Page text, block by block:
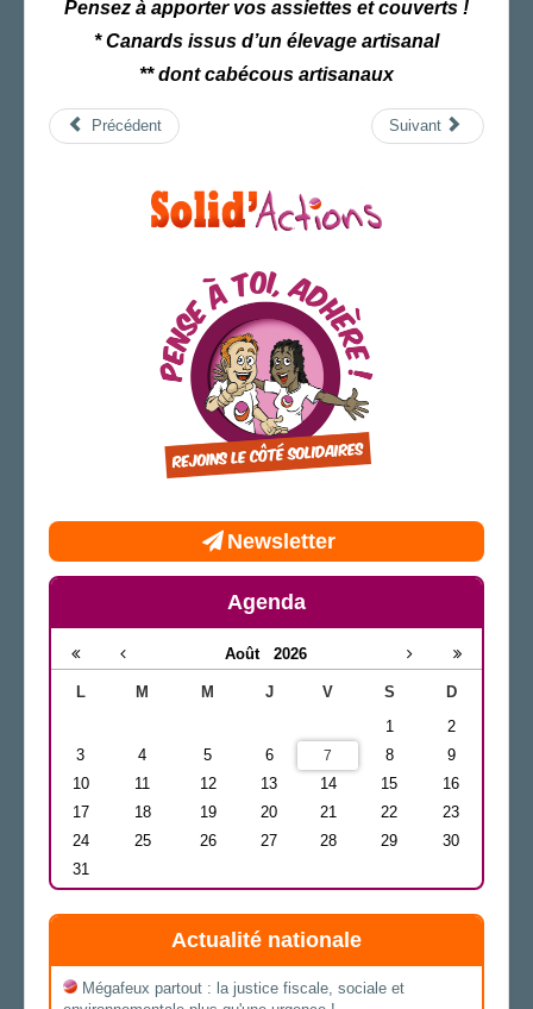
Pensez à apporter vos assiettes et couverts !
* Canards issus d’un élevage artisanal
** dont cabécous artisanaux
Précédent Suivant
Newsletter
Agenda
Août 2026
L M M J V S
D
1
2
3
4 5 6 7 8
9
10
11 12 13 14 15
16
17
18 19 20 21 22
23
24
25 26 27 28 29
30
31
Actualité nationale
Mégafeux partout : la justice fiscale, sociale et